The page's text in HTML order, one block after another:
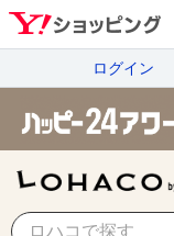
ログイン